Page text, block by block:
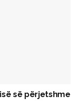
së përjetshme